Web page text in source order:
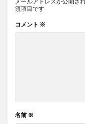
須項目です
コメント ※
名前 ※